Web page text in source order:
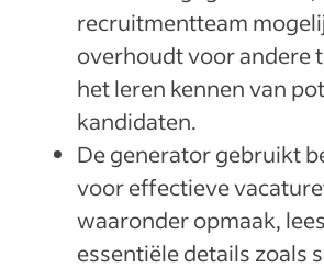
recruitmentteam
overhoudt voor andere
het leren kennen van
kandidaten.
De generator gebruikt
voor effectieve
waaronder opmaak,
essentiële details zoals